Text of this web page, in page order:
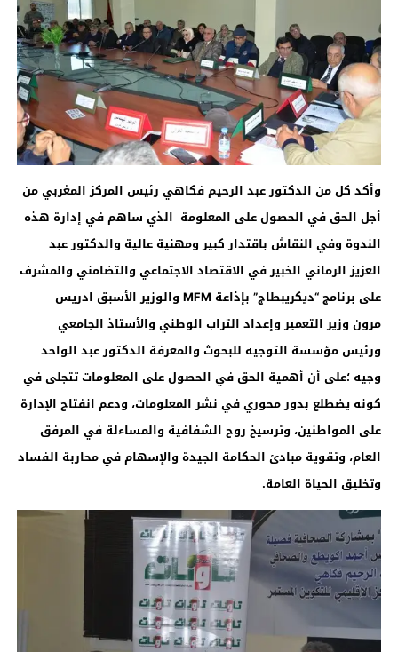
وأكد كل من الدكتور عبد الرحيم فكاهي رئيس المركز المغربي من
أجل الحق في الحصول على المعلومة الذي ساهم في إدارة هذه
الندوة وفي النقاش باقتدار كبير ومهنية عالية والدكتور عبد
العزيز الرماني الخبير في الاقتصاد الاجتماعي والتضامني والمشرف
على برنامج “ديكريبطاج” بإذاعة
والوزير الأسبق ادريس
مرون وزير التعمير وإعداد التراب الوطني والأستاذ الجامعي
ورئيس مؤسسة التوجيه للبحوث والمعرفة الدكتور عبد الواحد
وجيه ؛على أن أهمية الحق في الحصول على المعلومات تتجلى في
كونه يضطلع بدور محوري في نشر المعلومات، ودعم انفتاح الإدارة
على المواطنين، وترسيخ روح الشفافية والمساءلة في المرفق
العام، وتقوية مبادئ الحكامة الجيدة والإسهام في محاربة الفساد
وتخليق الحياة العامة.